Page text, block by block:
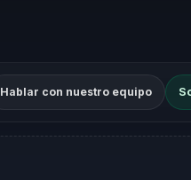
Hablar con nuestro equipo